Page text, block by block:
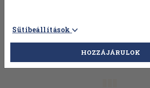
Sütibeállítások
HOZZÁJÁRULOK